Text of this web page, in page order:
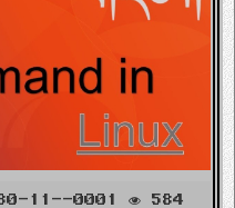
11--0001
584